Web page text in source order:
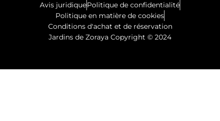
Avis juridiquePolitique de confidentialité
Politique en matière de cookies
Conditions d'achat et de réservation
Jardins de Zoraya Copyright © 2024